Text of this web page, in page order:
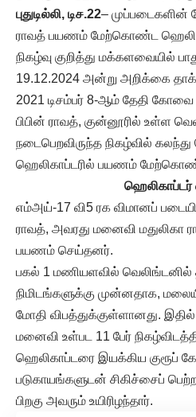
புதுடில்லி, டிச.22– முப்படைகளின்
ராவத் பயணம் மேற்கொண்ட
நிகழ்வு குறித்து மக்களவையில்
19.12.2024 அன்று அறிக்கை
2021 டிசம்பர் 8-ஆம் தேதி
பிபின் ராவத், குன்னூரில் உள்ள
நடைபெறவிருந்த நிகழ்வில்
ஹெலிகாப்டரில் பயணம்
ஹெலிகாப்டர்
எம்அய்-17 வி5 ரக விமானப்
ராவத், அவரது மனைவி மதுலிகா
பயணம் செய்தனர்.
பகல் 1 மணியளவில் வெலிங்டனில்
நிமிடங்களுக்கு முன்னதாக,
மோதி விபத்துக்குள்ளானது.
மனைவி உள்பட 11 பேர்
ஹெலிகாப்டரை இயக்கிய குரூப்
படுகாயங்களுடன் சிகிச்சைப்
பிறகு அவரும் உயிரிழந்தார்.